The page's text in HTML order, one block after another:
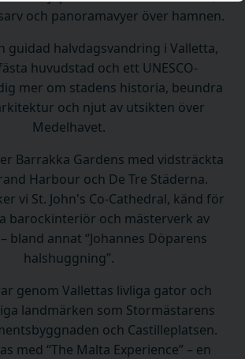
och panoramavyer över hamnen.
guidad halvdagsvandring i Valletta,
huvudstad och ett UNESCO-
mer om stadens historia, beundra
och njut av utsikten över
Medelhavet.
Barrakka Gardens med vidsträckta
Harbour och De Tre Städerna.
vi St. John's Co-Cathedral, känd för
barockinteriör och mästerverk av
bland annat “Johannes Döparens
halshuggning”.
genom Vallettas livliga gator och
landmärken som Stormästarens
och Castilleplatsen.
med “The Malta Experience” – en